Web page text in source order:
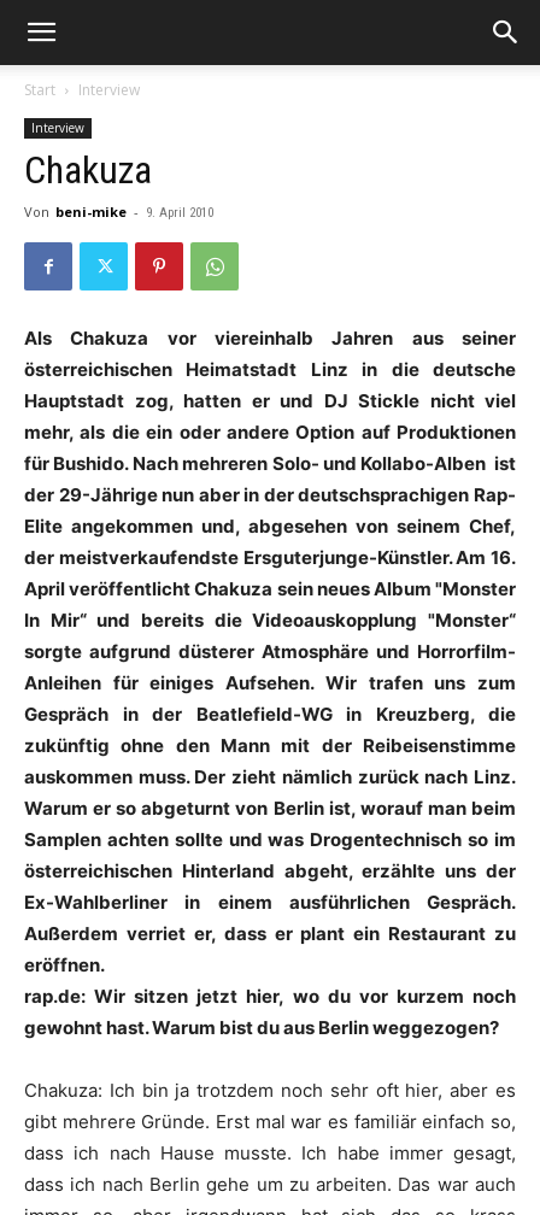
Start Interview
Interview
Chakuza
Von beni-mike - 9. April 2010
AlsChakuza vor viereinhalb Jahren aus seiner
österreichischen Heimatstadt Linz in die deutsche
Hauptstadt zog, hatten er und DJ Stickle nicht viel
mehr, als die ein oder andere Option auf Produktionen
für Bushido. Nach mehreren Solo- und Kollabo-Alben ist
der 29-Jährige nun aber in der deutschsprachigen Rap-
Elite angekommen und, abgesehen von seinem Chef,
der meistverkaufendste Ersguterjunge-Künstler. Am 16.
April veröffentlichtChakuza sein neues Album "Monster
In Mir“ und bereits die Videoauskopplung "Monster“
sorgte aufgrund düsterer Atmosphäre und Horrorfilm-
Anleihen für einiges Aufsehen. Wir trafen uns zum
Gespräch in der Beatlefield-WG in Kreuzberg, die
zukünftig ohne den Mann mit der Reibeisenstimme
auskommen muss. Der zieht nämlich zurück nach Linz.
Warum er so abgeturnt von Berlin ist, worauf man beim
Samplen achten sollte und was Drogentechnisch so im
österreichischen Hinterland abgeht, erzählte uns der
Ex-Wahlberliner in einem ausführlichen Gespräch.
Außerdem verriet er, dass er plant ein Restaurant zu
eröffnen.
rap.de: Wir sitzen jetzt hier, wo du vor kurzem noch
gewohnt hast. Warum bist du aus Berlin weggezogen?
Chakuza: Ich bin ja trotzdem noch sehr oft hier, aber es
gibt mehrere Gründe. Erst mal war es familiär einfach so,
dass ich nach Hause musste. Ich habe immer gesagt,
dass ich nach Berlin gehe um zu arbeiten. Das war auch